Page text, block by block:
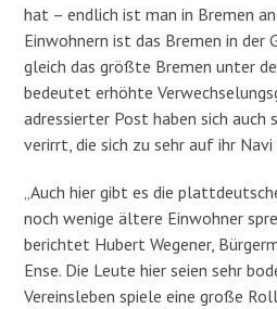
hat – endlich ist man in Bremen
Einwohnern ist das Bremen in der
gleich das größte Bremen unter
bedeutet erhöhte
adressierter Post haben sich auch
verirrt, die sich zu sehr auf ihr Navi
„Auch hier gibt es die
noch wenige ältere Einwohner
berichtet Hubert Wegener,
Ense. Die Leute hier seien sehr
Vereinsleben spiele eine große